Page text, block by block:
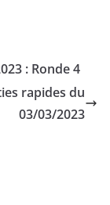
: Ronde 4
rapides du
03/03/2023